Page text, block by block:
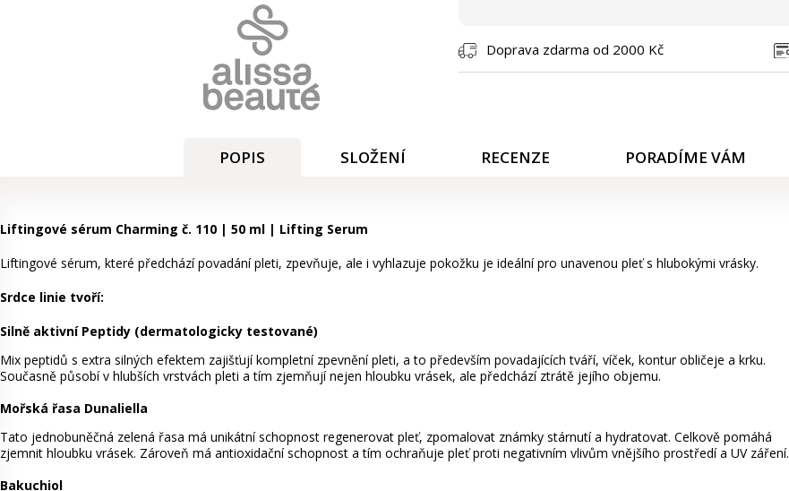
Doprava zdarma od 2000 Kč
POPIS SLOŽENÍ RECENZE PORADÍME VÁM
Liftingové sérum Charming č. 110 | 50 ml | Lifting Serum
Liftingové sérum, které předchází povadání pleti, zpevňuje, ale i vyhlazuje pokožku je ideální pro unavenou pleť s hlubokými vrásky.
Srdce linie tvoří:
Silně aktivní Peptidy (dermatologicky testované)
Mix peptidů s extra silných efektem zajišťují kompletní zpevnění pleti, a to především povadajících tváří, víček, kontur obličeje a krku.
Současně působí v hlubších vrstvách pleti a tím zjemňují nejen hloubku vrásek, ale předchází ztrátě jejího objemu.
Mořská řasa Dunaliella
Tato jednobuněčná zelená řasa má unikátní schopnost regenerovat pleť, zpomalovat známky stárnutí a hydratovat. Celkově pomáhá
zjemnit hloubku vrásek. Zároveň má antioxidační schopnost a tím ochraňuje pleť proti negativním vlivům vnějšího prostředí a UV záření.
Bakuchiol